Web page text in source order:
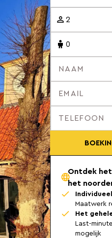
Ontdek
het
Maatwerk
Het
Last-
mogelijk